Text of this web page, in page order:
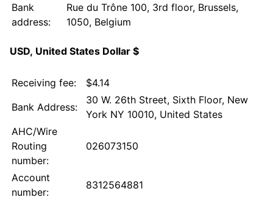
Bank
address:
Rue du Trône 100, 3rd floor, Brussels,
1050, Belgium
USD, United States Dollar $
Receiving fee:
$4.14
Bank Address:
30 W. 26th Street, Sixth Floor, New
York NY 10010, United States
AHC/Wire
Routing
number:
026073150
Account
number:
8312564881